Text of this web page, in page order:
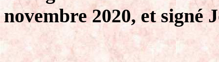
novembre 2020, et signé